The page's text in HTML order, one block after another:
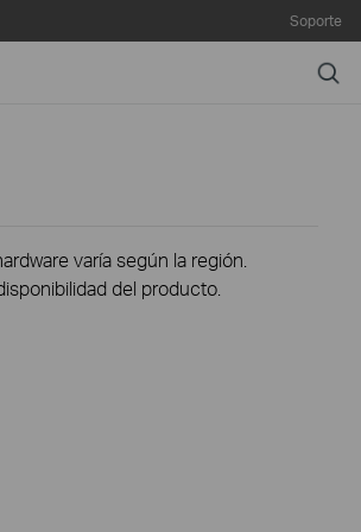
Soporte
Search
varía según la región.
del producto.